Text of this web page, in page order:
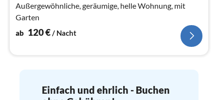
Außergewöhnliche, geräumige, helle Wohnung, mit
Garten
ab 120€/ Nacht
Einfach und ehrlich - Buchen